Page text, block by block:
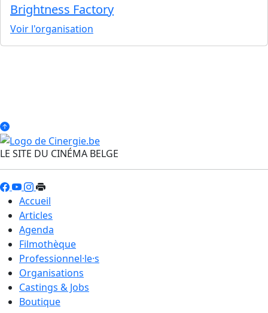
Brightness Factory
Voir l'organisation
LE SITE DU CINÉMA BELGE
Accueil
Articles
Agenda
Filmothèque
Professionnel·le·s
Organisations
Castings & Jobs
Boutique